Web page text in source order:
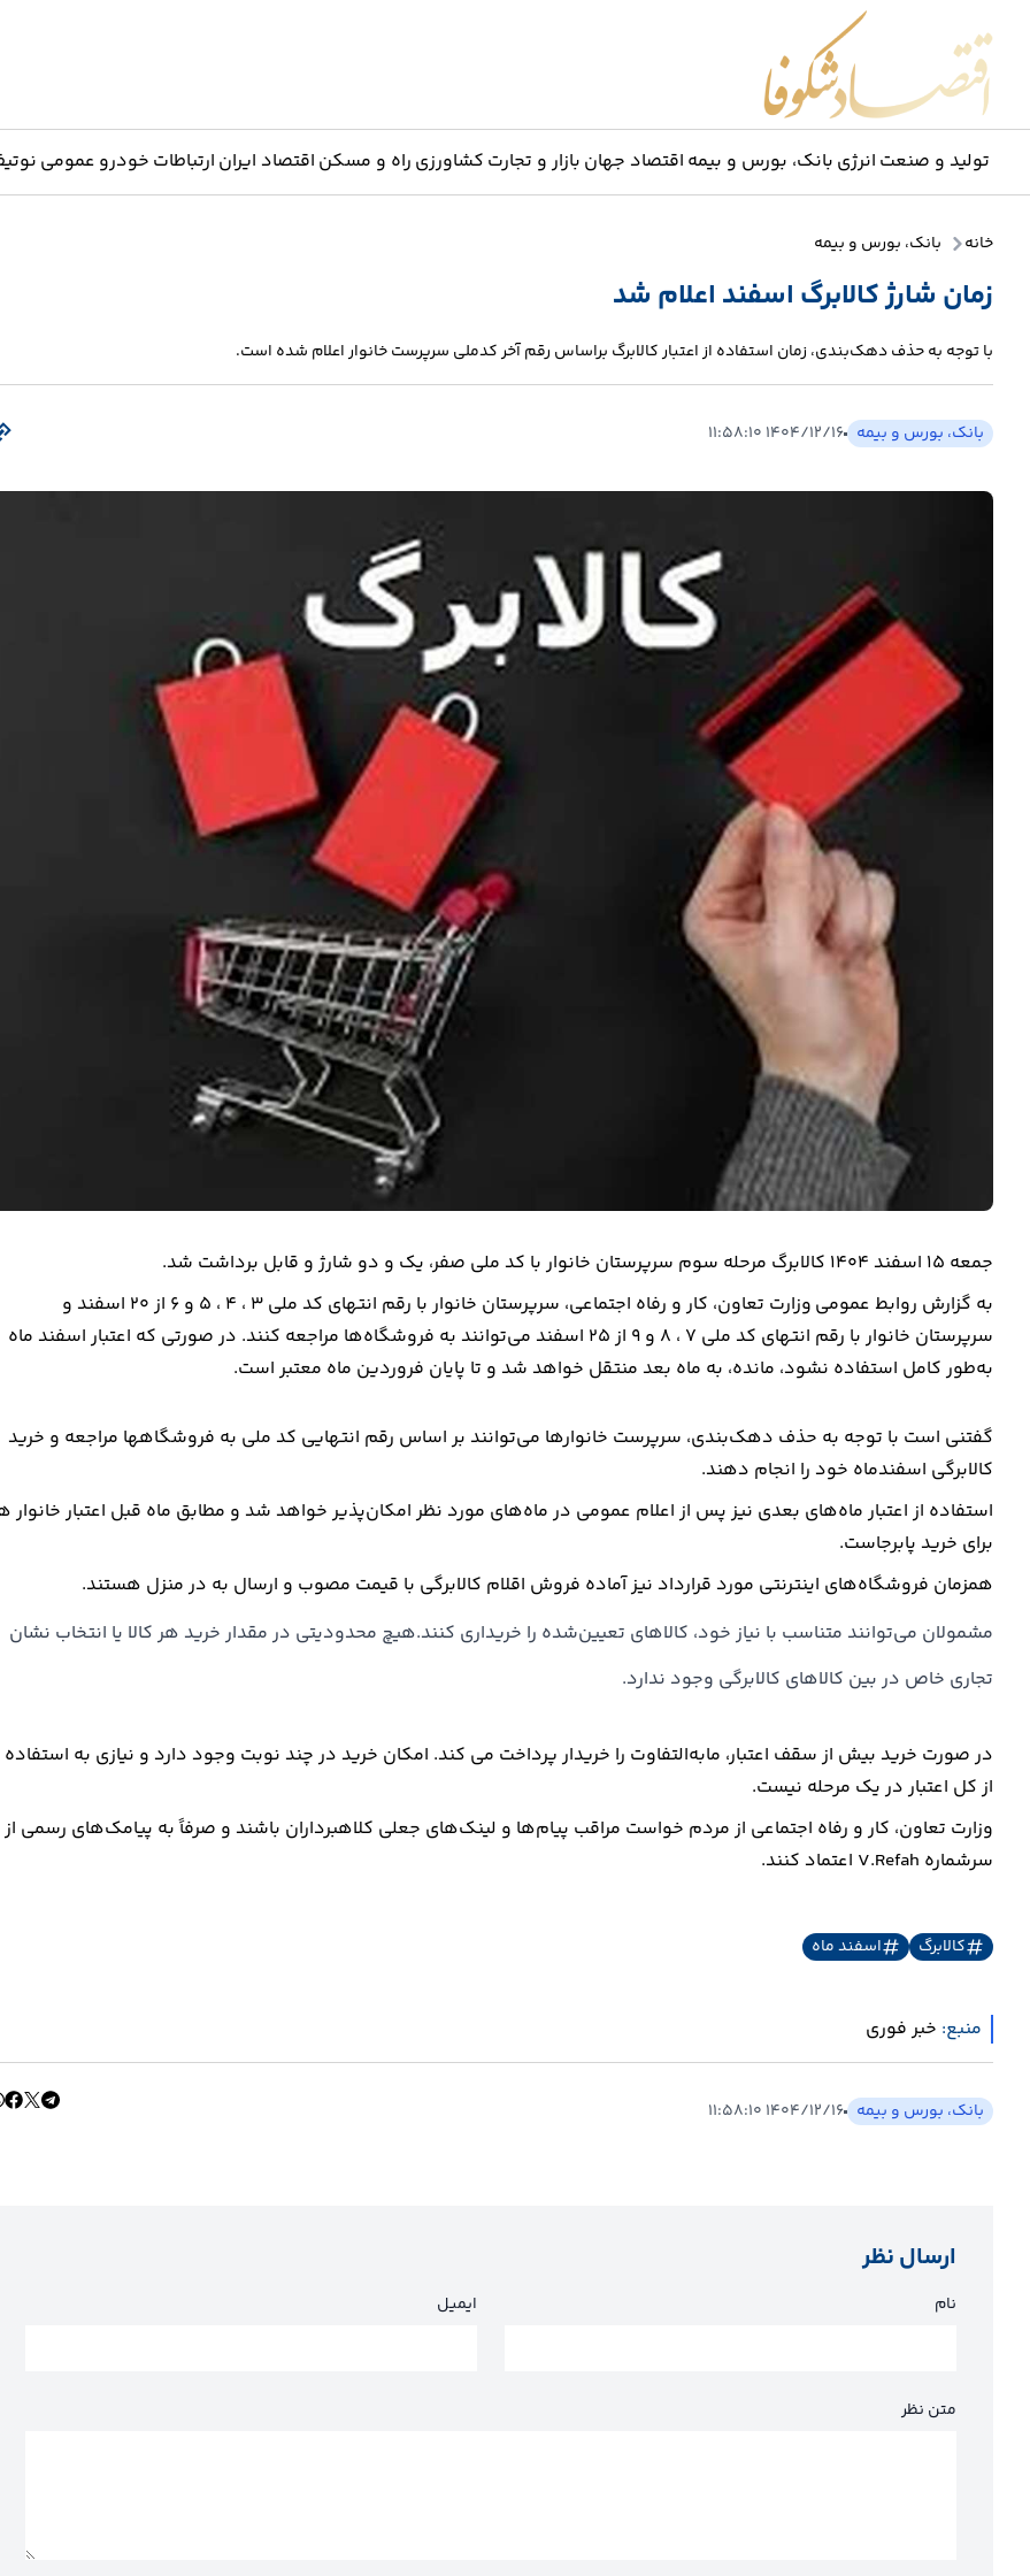
تولید و صنعت انرژی بانک، بورس و بیمه اقتصاد جهان بازار و تجارت کشاورزی راه و مسکن اقتصاد ایران ارتباطات خودرو عمومی
خانه بانک، بورس و بیمه
زمان شارژ کالابرگ اسفند اعلام شد
با توجه به حذف دهک‌بندی، زمان استفاده از اعتبار کالابرگ براساس رقم آخر کدملی سرپرست خانوار اعلام شده است.
بانک، بورس و بیمه ۱۴۰۴/۱۲/۱۶ ۱۱:۵۸:۱۰
جمعه ۱۵ اسفند ۱۴۰۴ کالابرگ مرحله سوم سرپرستان خانوار با کد ملی صفر، یک و دو شارژ و قابل برداشت شد.
به گزارش روابط عمومی وزارت تعاون، کار و رفاه اجتماعی، سرپرستان خانوار با رقم انتهای کد ملی ۳ ، ۴ ، ۵ و ۶ از ۲۰ اسفند و
سرپرستان خانوار با رقم انتهای کد ملی ۷ ، ۸ و ۹ از ۲۵ اسفند می‌توانند به فروشگاه‌ها مراجعه کنند. در صورتی که اعتبار اسفند ماه
به‌طور کامل استفاده نشود، مانده، به ماه‌ بعد منتقل خواهد ‎شد و تا پایان فروردین ماه معتبر است.
‌گفتنی است با توجه به حذف دهک‌بندی، سرپرست خانوارها می‌توانند بر اساس رقم انتهایی کد ملی به فروشگاهها مراجعه و خرید
کالابرگی اسفندماه خود را انجام دهند.
استفاده از اعتبار ماه‌های بعدی نیز پس از اعلام عمومی در ماه‌های مورد نظر امکان‌پذیر خواهد شد و مطابق ماه قبل اعتبار خانوار
برای خرید پابرجاست.
همزمان فروشگاه‌های اینترنتی مورد قرارداد نیز آماده فروش اقلام کالابرگی با قیمت مصوب و ارسال به در منزل هستند.
مشمولان می‌توانند متناسب با نیاز خود، کالاهای تعیین‌شده را خریداری کنند.هیچ محدودیتی در مقدار خرید هر کالا یا انتخاب نشان
تجاری خاص در بین کالاهای کالابرگی وجود ندارد.
در صورت خرید بیش از سقف اعتبار، مابه‌التفاوت را خریدار پرداخت می‌ کند. امکان خرید در چند نوبت وجود دارد و نیازی به استفاده
از کل اعتبار در یک مرحله نیست‌.
‎وزارت تعاون، کار و رفاه اجتماعی از مردم خواست مراقب پیام‌ها و لینک‌های جعلی کلاهبرداران باشند و صرفاً به پیامک‌های رسمی از
سرشماره V.Refah اعتماد کنند.
کالابرگ اسفند ماه
منبع: خبر فوری
بانک، بورس و بیمه ۱۴۰۴/۱۲/۱۶ ۱۱:۵۸:۱۰
ارسال نظر
نام ایمیل
متن نظر